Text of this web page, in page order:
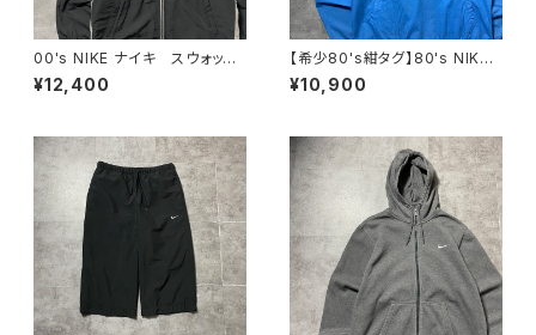
00's NIKE ナイキ スウォッシ
ュ 刺繍ワンポイント フード
刺繍 ドローコード ブラッ
¥12,400
【希少80's紺タグ】80's NIKE
ナイキ 紺タグ スウォッシュ
刺繍ワンポイント スタンドカラ
¥10,900